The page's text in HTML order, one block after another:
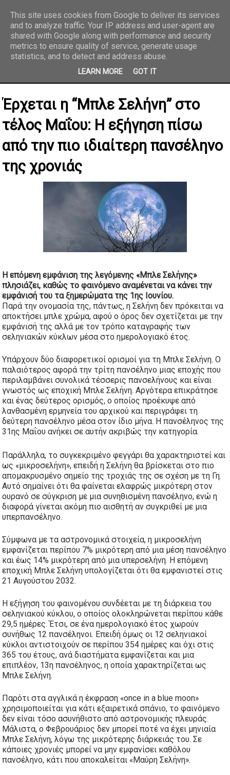
REPORTAZ NET
Έρχεται η “Μπλε Σελήνη” στο
τέλος Μαΐου: Η εξήγηση πίσω
από την πιο ιδιαίτερη πανσέληνο
της χρονιάς
Η επόμενη εμφάνιση της λεγόμενης «Μπλε Σελήνης»
πλησιάζει, καθώς το φαινόμενο αναμένεται να κάνει την
εμφάνισή του τα ξημερώματα της 1ης Ιουνίου.
Παρά την ονομασία της, πάντως, η Σελήνη δεν πρόκειται να
αποκτήσει μπλε χρώμα, αφού ο όρος δεν σχετίζεται με την
εμφάνισή της αλλά με τον τρόπο καταγραφής των
σεληνιακών κύκλων μέσα στο ημερολογιακό έτος.
Υπάρχουν δύο διαφορετικοί ορισμοί για τη Μπλε Σελήνη. Ο
παλαιότερος αφορά την τρίτη πανσέληνο μιας εποχής που
περιλαμβάνει συνολικά τέσσερις πανσελήνους και είναι
γνωστός ως εποχική Μπλε Σελήνη. Αργότερα επικράτησε
και ένας δεύτερος ορισμός, ο οποίος προέκυψε από
λανθασμένη ερμηνεία του αρχικού και περιγράφει τη
δεύτερη πανσέληνο μέσα στον ίδιο μήνα. Η πανσέληνος της
31ης Μαΐου ανήκει σε αυτήν ακριβώς την κατηγορία.
Παράλληλα, το συγκεκριμένο φεγγάρι θα χαρακτηριστεί και
ως «μικροσελήνη», επειδή η Σελήνη θα βρίσκεται στο πιο
απομακρυσμένο σημείο της τροχιάς της σε σχέση με τη Γη.
Αυτό σημαίνει ότι θα φαίνεται ελαφρώς μικρότερη στον
ουρανό σε σύγκριση με μια συνηθισμένη πανσέληνο, ενώ η
διαφορά γίνεται ακόμη πιο αισθητή αν συγκριθεί με μια
υπερπανσέληνο.
Σύμφωνα με τα αστρονομικά στοιχεία, η μικροσελήνη
εμφανίζεται περίπου 7% μικρότερη από μια μέση πανσέληνο
και έως 14% μικρότερη από μια υπερσελήνη. Η επόμενη
εποχική Μπλε Σελήνη υπολογίζεται ότι θα εμφανιστεί στις
21 Αυγούστου 2032.
Η εξήγηση του φαινομένου συνδέεται με τη διάρκεια του
σεληνιακού κύκλου, ο οποίος ολοκληρώνεται περίπου κάθε
29,5 ημέρες. Έτσι, σε ένα ημερολογιακό έτος χωρούν
συνήθως 12 πανσέληνοι. Επειδή όμως οι 12 σεληνιακοί
κύκλοι αντιστοιχούν σε περίπου 354 ημέρες και όχι στις
365 του έτους, ανά διαστήματα εμφανίζεται και μια
επιπλέον, 13η πανσέληνος, η οποία χαρακτηρίζεται ως
Μπλε Σελήνη.
Παρότι στα αγγλικά η έκφραση «once in a blue moon»
χρησιμοποιείται για κάτι εξαιρετικά σπάνιο, το φαινόμενο
δεν είναι τόσο ασυνήθιστο από αστρονομικής πλευράς.
Μάλιστα, ο Φεβρουάριος δεν μπορεί ποτέ να έχει μηνιαία
Μπλε Σελήνη, λόγω της μικρότερης διάρκειάς του. Σε
κάποιες χρονιές μπορεί να μην εμφανίσει καθόλου
πανσέληνο, κάτι που αποκαλείται «Μαύρη Σελήνη».
This site uses cookies from Google to deliver its services
and to analyze traffic. Your IP address and user-agent are
shared with Google along with performance and security
metrics to ensure quality of service, generate usage
statistics, and to detect and address abuse.
LEARN MORE GOT IT